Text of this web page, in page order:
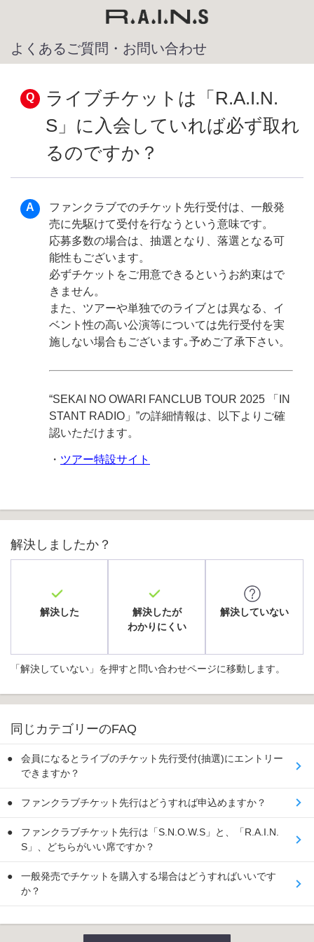
よくあるご質問・お問い合わせ
ライブチケットは「R.A.I.N.
S」に入会していれば必ず取れ
るのですか？
ファンクラブでのチケット先行受付は、一般発
売に先駆けて受付を行なうという意味です。
応募多数の場合は、抽選となり、落選となる可
能性もございます。
必ずチケットをご用意できるというお約束はで
きません。
また、ツアーや単独でのライブとは異なる、イ
ベント性の高い公演等については先行受付を実
施しない場合もございます｡予めご了承下さい。
“SEKAI NO OWARI FANCLUB TOUR 2025 「IN
STANT RADIO」”の詳細情報は、以下よりご確
認いただけます。
・ ツアー特設サイト
解決しましたか？
解決した
解決したが
わかりにくい
解決していない
「解決していない」を押すと問い合わせページに移動します。
同じカテゴリーのFAQ
会員になるとライブのチケット先行受付(抽選)にエントリー
できますか？
ファンクラブチケット先行はどうすれば申込めますか？
ファンクラブチケット先行は「S.N.O.W.S」と、「R.A.I.N.
S」、どちらがいい席ですか？
一般発売でチケットを購入する場合はどうすればいいです
か？